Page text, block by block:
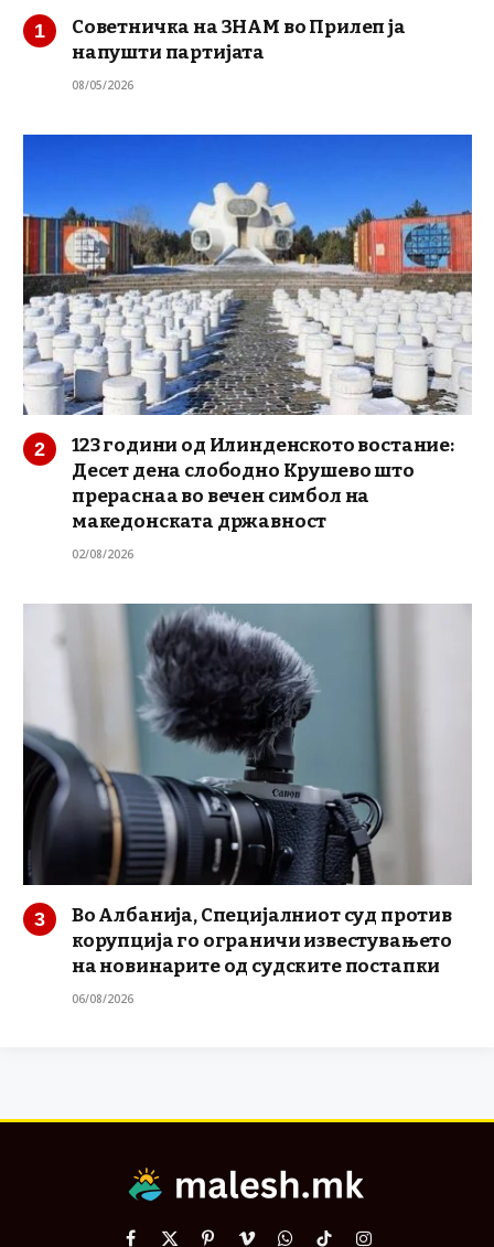
Советничка на ЗНАМ во Прилеп ја
напушти партијата
08/05/2026
123 години од Илинденското востание:
Десет дена слободно Крушево што
прераснаа во вечен симбол на
македонската државност
02/08/2026
Во Албанија, Специјалниот суд против
корупција го ограничи известувањето
на новинарите од судските постапки
06/08/2026